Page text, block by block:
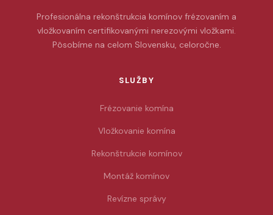
Profesionálna rekonštrukcia komínov frézovaním a
vložkovaním certifikovanými nerezovými vložkami.
Pôsobíme na celom Slovensku, celoročne.
SLUŽBY
Frézovanie komína
Vložkovanie komína
Rekonštrukcie komínov
Montáž komínov
Revízne správy